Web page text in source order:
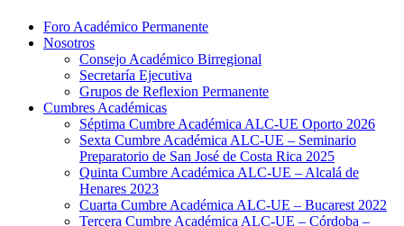
Foro Académico Permanente
Nosotros
Consejo Académico Birregional
Secretaría Ejecutiva
Grupos de Reflexion Permanente
Cumbres Académicas
Séptima Cumbre Académica ALC-UE Oporto 2026
Sexta Cumbre Académica ALC-UE – Seminario
Preparatorio de San José de Costa Rica 2025
Quinta Cumbre Académica ALC-UE – Alcalá de
Henares 2023
Cuarta Cumbre Académica ALC-UE – Bucarest 2022
Tercera Cumbre Académica ALC-UE – Córdoba –